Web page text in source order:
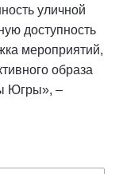
уличной
доступность
мероприятий,
образа
Югры», –